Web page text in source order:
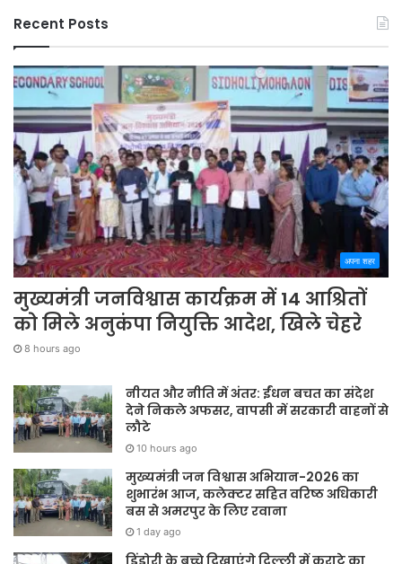
Recent Posts
अपना शहर
मुख्यमंत्री जनविश्वास कार्यक्रम में 14 आश्रितों
को मिले अनुकंपा नियुक्ति आदेश, खिले चेहरे
8 hours ago
नीयत और नीति में अंतर: ईंधन बचत का संदेश
देने निकले अफसर, वापसी में सरकारी वाहनों से
लौटे
10 hours ago
मुख्यमंत्री जन विश्वास अभियान-2026 का
शुभारंभ आज, कलेक्टर सहित वरिष्ठ अधिकारी
बस से अमरपुर के लिए रवाना
1 day ago
डिंडोरी के बच्चे दिखाएंगे दिल्ली में कराटे का